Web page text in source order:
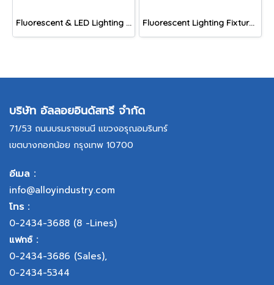
Fluorescent & LED Lighting Fixture, DFP-S Series (Short end cap) Fluorescent Lighting Fixture, DNGV Series
บริษัท อัลลอยอินดัสทรี จำกัด
71/53 ถนนบรมราชชนนี แขวงอรุณอมรินทร์
เขตบางกอกน้อย กรุงเทพ 10700
อีเมล :
info@alloyindustry.com
โทร :
0-2434-3688 (8 -Lines)
แฟกซ์ :
0-2434-3686 (Sales),
0-2434-5344